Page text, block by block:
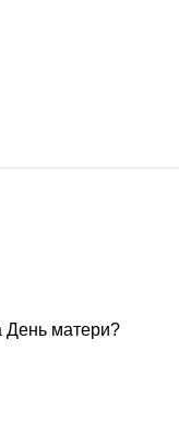
День матери?